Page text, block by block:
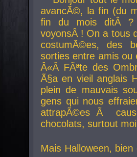
avancÃ©, la fin (du
fin du mois ditÂ ?
voyonsÂ ! On a tous
costumÃ©es, des
sorties entre amis
Â«Â FÃªte des
Ã§a en vieil anglais
plein de mauvais
gens qui nous
attrapÃ©es Ã
chocolats, surtout
Mais Halloween, bien